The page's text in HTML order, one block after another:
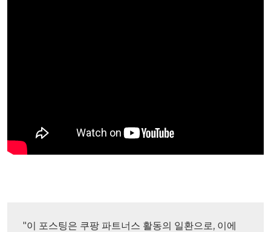
"이 포스팅은 쿠팡 파트너스 활동의 일환으로, 이에